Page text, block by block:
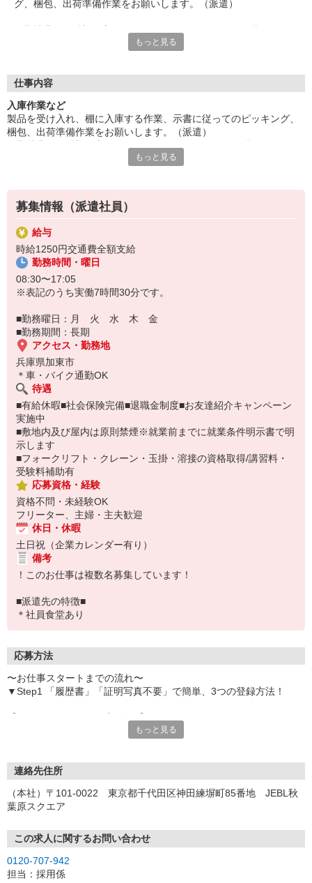
グ、梱包、出荷準備作業をお願いします。（派遣）
ん。未経験者大歓迎。魅力の高時給。
給与即払いOK！ただし就業状況によりご利用いただけない場合
『テクノ・サービス』は、派遣業界大手スタッフサービスグルー
プです。
全国にあるお仕事の中から、一人ひとりのスキルや希望条件に応
じたお仕事をご案内します。
登録方法は、【オンライン】【電話】【登録会来場】の3つから
選べます♪
★★履歴書・証明写真は不要！★★
また、ご登録済の方はお仕事の紹介がスムーズです。
ご応募お待ちしています。
もっと見る
仕事内容
入庫作業など
製品を受け入れ、棚に入庫する作業、示書に従ってのピッキング、
梱包、出荷準備作業をお願いします。（派遣）
未経験者大歓迎。魅力の高時給。もっと見る
募集情報（派遣社員）
給与
時給1250円交通費全額支給
勤務時間・曜日
08:30〜17:05
※表記のうち実働7時間30分です。
■勤務曜日：月 火 水 木 金
■勤務期間：長期
アクセス・勤務地
兵庫県加東市
＊車・バイク通勤OK
待遇
■有給休暇■社会保険完備■退職金制度■お友達紹介キャンペーン
実施中
■敷地内及び屋内は原則禁煙※就業前までに就業条件明示書で明
示します
■フォークリフト・クレーン・玉掛・溶接の資格取得/講習料・
受験料補助有
応募資格・経験
資格不問・未経験OK
フリーター、主婦・主夫歓迎
休日・休暇
土日祝（企業カレンダー有り）
備考
！このお仕事は複数名募集しています！
■派遣先の特徴■
＊社員食堂あり
応募方法
〜お仕事スタートまでの流れ〜
▼Step1 「履歴書」「証明写真不要」で簡単、3つの登録方法！
いつでも好きな時間に登録OK
受付時間/平日9:00〜19:00
【来場登録（目安1時間30分）】
▼Step2 全国にあるお仕事の中から、あなたにピッタリのお仕事を
ご案内
▼Step3 就業前に職場見学で気になる事はしっかりチェック！
もっと見る
連絡先住所
（本社）〒101-0022 東京都千代田区神田練塀町85番地 JEBL秋
葉原スクエア
この求人に関するお問い合わせ
0120-707-942
担当：採用係